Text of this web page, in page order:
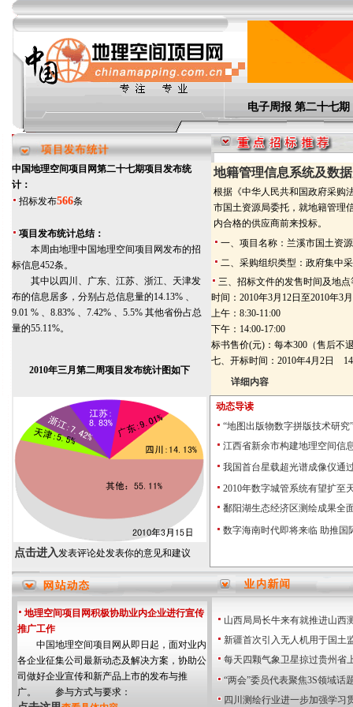
电子周报 第
中国地理空间项目网第二十七期项目发布统
计：
招标发布566条
项目发布统计总结：
本周由地理中国地理空间项目网发布的招
标信息452条。
其中以四川、广东、江苏、浙江、天津发
布的信息居多，分别占总信息量的14.13% 、
9.01 % 、8.83% 、7.42% 、5.5% 其他省份占总
量的55.11%。
2010年三月第二周项目发布统计图如下
地籍管理信息系统及数
根据《中华人民共和国政府采购
市国土资源局委托，就地籍管理
内合格的供应商前来投标。
一、 项目名称： 兰溪市国土资
二、采购组织类型：政府集中
三、招标文件的发售时间及地点
时间：2010年3月12日至2010年3
上午：8:30-11:00
下午：14:00-17:00
标书售价(元)：每本300（售后不
七、开标时间：2010年4月2日
详细内容
点击进入发表评论处发表你的意见和建议
动态导读
“地图出版物数字拼版技术研究
江西省新余市构建地理空间信
我国首台星载超光谱成像仪通
2010年数字城管系统有望扩至
鄱阳湖生态经济区测绘成果全
数字海南时代即将来临 助推国
地理空间项目网积极协助业内企业进行宣传
推广工作
中国地理空间项目网从即日起，面对业内
各企业征集公司最新动态及解决方案，协助公
司做好企业宣传和新产品上市的发布与推
广。 参与方式与要求：
山西局局长牛来有就推进山西
新疆首次引入无人机用于国土
每天四颗气象卫星掠过贵州省
“两会”委员代表聚焦3S领域话
四川测绘行业进一步加强学习